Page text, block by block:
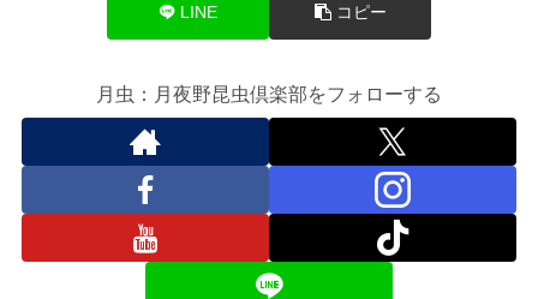
LINE コピー
月虫：月夜野昆虫倶楽部をフォローする